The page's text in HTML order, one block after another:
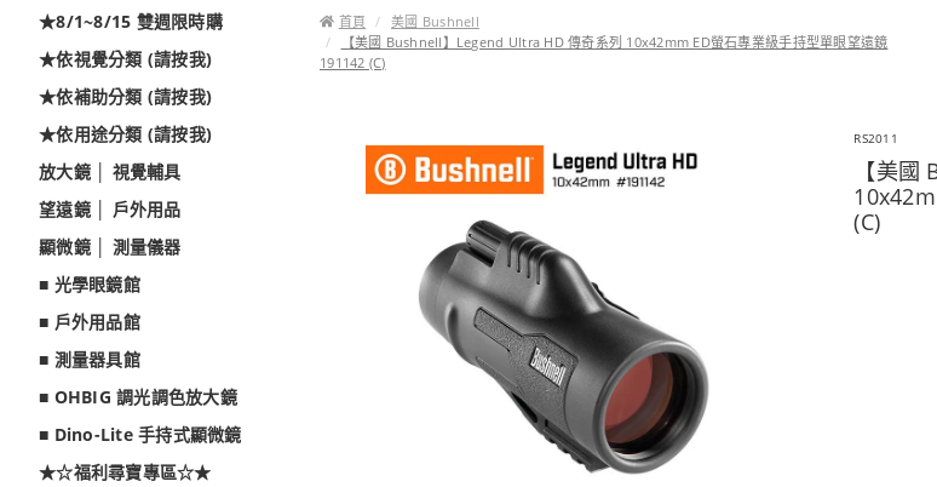
★8/1~8/15 雙週限時購
★依視覺分類 (請按我)
★依補助分類 (請按我)
★依用途分類 (請按我)
放大鏡 │ 視覺輔具
望遠鏡 │ 戶外用品
顯微鏡 │ 測量儀器
■ 光學眼鏡館
■ 戶外用品館
■ 測量器具館
■ OHBIG 調光調色放大鏡
■ Dino-Lite 手持式顯微鏡
★☆福利尋寶專區☆★
首頁
美國 Bushnell
【美國 Bushnell】Legend Ultra HD 傳奇系列 10x42mm ED螢石專業級手持型單眼望遠鏡
191142 (C)
RS2011
【美
(C)